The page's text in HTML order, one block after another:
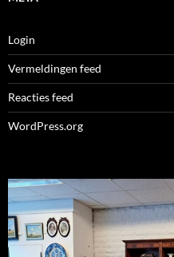
Login
Vermeldingen feed
Reacties feed
WordPress.org